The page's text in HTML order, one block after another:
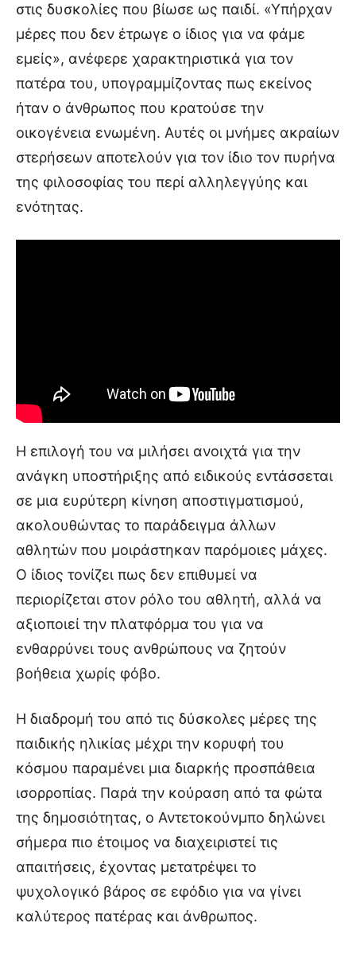
στις δυσκολίες που βίωσε ως παιδί. «Υπήρχαν
μέρες που δεν έτρωγε ο ίδιος για να φάμε
εμείς», ανέφερε χαρακτηριστικά για τον
πατέρα του, υπογραμμίζοντας πως εκείνος
ήταν ο άνθρωπος που κρατούσε την
οικογένεια ενωμένη. Αυτές οι μνήμες ακραίων
στερήσεων αποτελούν για τον ίδιο τον πυρήνα
της φιλοσοφίας του περί αλληλεγγύης και
ενότητας.
Η επιλογή του να μιλήσει ανοιχτά για την
ανάγκη υποστήριξης από ειδικούς εντάσσεται
σε μια ευρύτερη κίνηση αποστιγματισμού,
ακολουθώντας το παράδειγμα άλλων
αθλητών που μοιράστηκαν παρόμοιες μάχες.
Ο ίδιος τονίζει πως δεν επιθυμεί να
περιορίζεται στον ρόλο του αθλητή, αλλά να
αξιοποιεί την πλατφόρμα του για να
ενθαρρύνει τους ανθρώπους να ζητούν
βοήθεια χωρίς φόβο.
Η διαδρομή του από τις δύσκολες μέρες της
παιδικής ηλικίας μέχρι την κορυφή του
κόσμου παραμένει μια διαρκής προσπάθεια
ισορροπίας. Παρά την κούραση από τα φώτα
της δημοσιότητας, ο Αντετοκούνμπο δηλώνει
σήμερα πιο έτοιμος να διαχειριστεί τις
απαιτήσεις, έχοντας μετατρέψει το
ψυχολογικό βάρος σε εφόδιο για να γίνει
καλύτερος πατέρας και άνθρωπος.